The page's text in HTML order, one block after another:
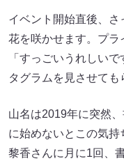
イベント開始直後、
花を咲かせます。プラ
「すっごいうれしい
タグラムを見させても
山名は2019年に突然
に始めないとこの気
黎香さんに月に1回、